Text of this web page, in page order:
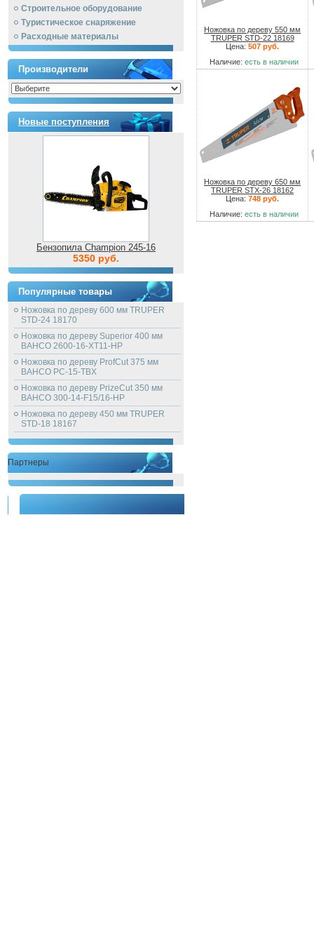
Строительное оборудование
Туристическое снаряжение
Расходные материалы
Производители
Новые поступления
Бензопила Champion 245-16
5350 руб.
Популярные товары
Ножовка по дереву 600 мм TRUPER
STD-24 18170
Ножовка по дереву Superior 400 мм
BAHCO 2600-16-XT11-HP
Ножовка по дереву ProfCut 375 мм
BAHCO PC-15-TBX
Ножовка по дереву PrizeCut 350 мм
BAHCO 300-14-F15/16-HP
Ножовка по дереву 450 мм TRUPER
STD-18 18167
Партнеры
Ножовка по дереву 550 мм
TRUPER STD-22 18169
Цена: 507 руб.
Наличие: есть в наличии
Ножовка по дереву 650 мм
TRUPER STX-26 18162
Цена: 748 руб.
Наличие: есть в наличии